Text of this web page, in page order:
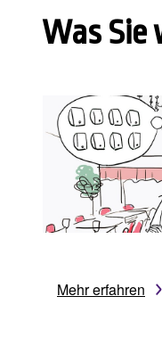
Was Sie
Mehr erfahren